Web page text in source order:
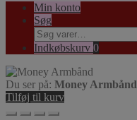
Min konto
Søg
Søg
efter:
Indkøbskurv 0
Du ser på: Money Armbånd
Tilføj til kurv